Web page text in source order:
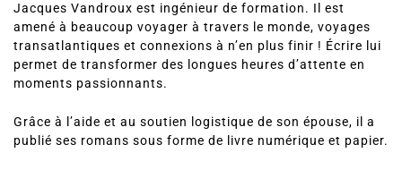
Jacques Vandroux est ingénieur de formation. Il est
amené à beaucoup voyager à travers le monde, voyages
transatlantiques et connexions à n’en plus finir ! Écrire lui
permet de transformer des longues heures d’attente en
moments passionnants.
Grâce à l’aide et au soutien logistique de son épouse, il a
publié ses romans sous forme de livre numérique et papier.